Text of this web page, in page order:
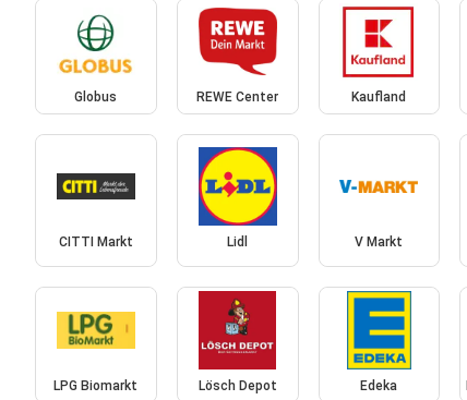
Globus REWE Center Kaufland
CITTI Markt Lidl V Markt
LPG Biomarkt Lösch Depot Edeka